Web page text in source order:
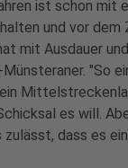
ist schon mit
und vor dem
mit Ausdauer
"So
es will.
zulässt, dass es